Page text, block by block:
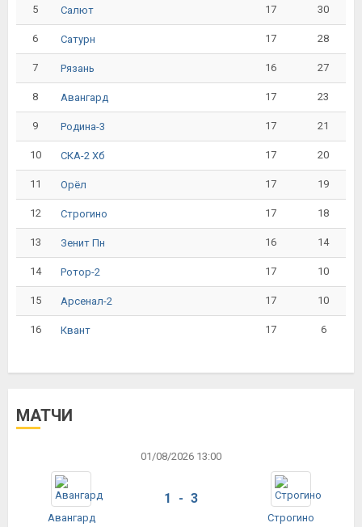
5 Салют 17 30
6 Сатурн 17 28
7 Рязань 16 27
8 Авангард 17 23
9 Родина-3 17 21
10 СКА-2 Хб 17 20
11 Орёл 17 19
12 Строгино 17 18
13 Зенит Пн 16 14
14 Ротор-2 17 10
15 Арсенал-2 17 10
16 Квант 17 6
МАТЧИ
01/08/2026 13:00
Авангард
1 - 3
Строгино